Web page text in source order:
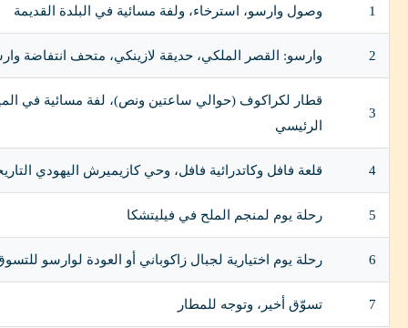
1 وصول وارسو، استرخاء، ولفة مسائية في البلدة القديمة
2 وارسو: القصر الملكي، حديقة لازينكي، متحف انتفاضة
3
قطار لكراكوف (حوالي ساعتين ونص)، لفة مسائية في
الرئيسي
4 قلعة فافل وكاتدرائية فافل، وحي كازيميرش اليهودي
5 رحلة يوم لمنجم الملح في فيليتشكا
6 رحلة يوم اختيارية لجبال زاكوباني أو العودة لوارسو
7 تسوّق أخير، وتوجه للمطار